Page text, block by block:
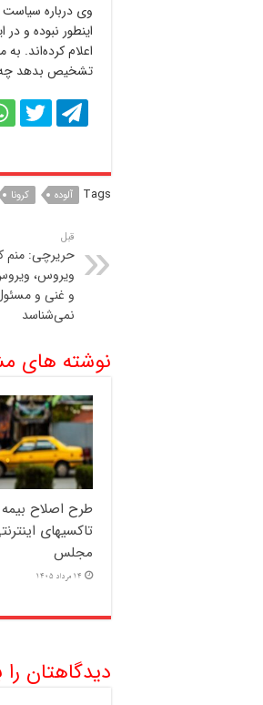
وی درباره
اینطور نبوده و
اعلام کرده‌اند.
تشخیص بدهد چه
Tags آلوده کرونا
قبل
حریرچی: منم
ویروس،
و غنی و
نمی‌شناسد
نوشته های
طرح اصلاح بیمه
تاکسیهای
مجلس
14 مرداد 1405
دیدگاهتان